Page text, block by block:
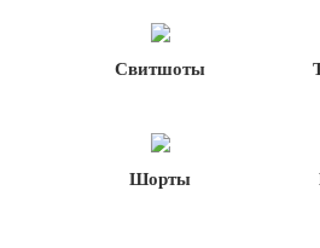
Свитшоты
Шорты